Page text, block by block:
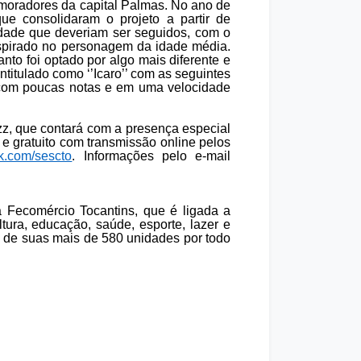
da capital Palmas. No ano de
consolidaram o projeto a partir de
que deveriam ser seguidos, com o
no personagem da idade média.
foi optado por algo mais diferente e
como ‘’Icaro’’ com as seguintes
poucas notas e em uma velocidade
que contará com a presença especial
gratuito com transmissão online pelos
sescto. Informações pelo e-mail
Tocantins, que é ligada a
educação, saúde, esporte, lazer e
suas mais de 580 unidades por todo